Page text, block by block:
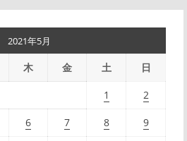
2021年5月
木 金 土 日
1 2
6 7 8 9